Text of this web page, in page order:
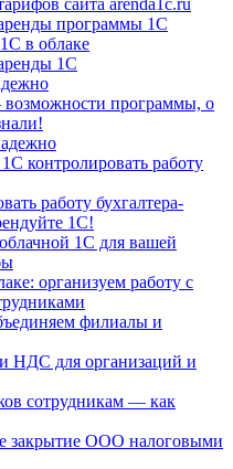
программы 1С
в облаке
1С
программы, о
контролировать работу
работу бухгалтера-
1С!
1С для вашей
организуем работу с
филиалы и
НДС для организаций и
сотрудникам — как
закрытие ООО налоговыми